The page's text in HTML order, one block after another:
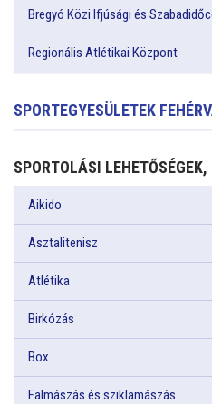
Bregyó Közi Ifjúsági és
Regionális Atlétikai Központ
SPORTEGYESÜLETEK
SPORTOLÁSI
Aikido
Asztalitenisz
Atlétika
Birkózás
Box
Falmászás és sziklamászás